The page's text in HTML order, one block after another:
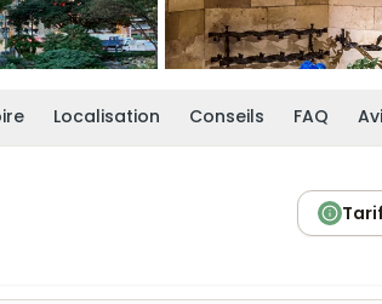
Localisation Conseils FAQ